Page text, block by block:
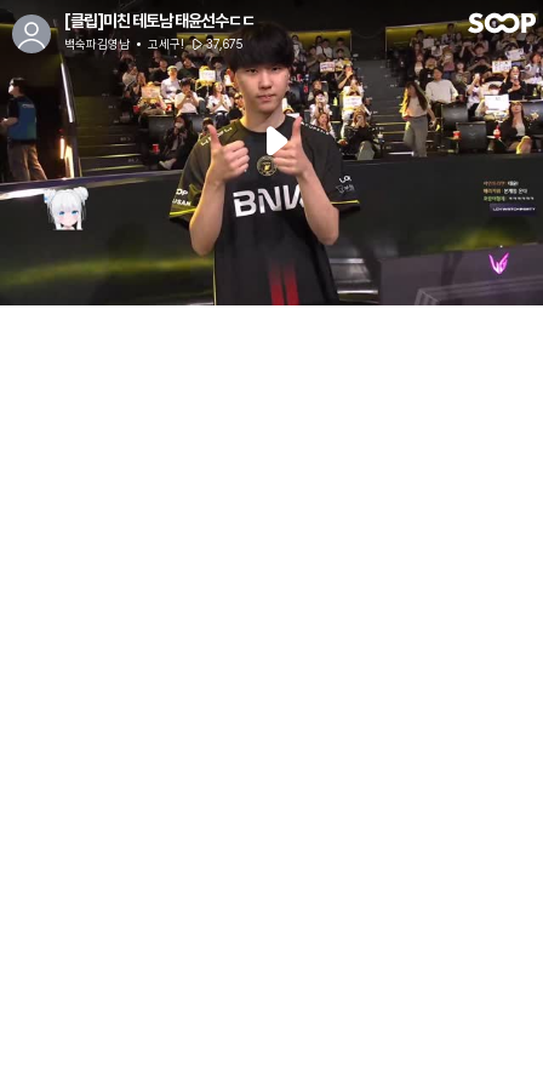
[클립]미친 테토남 태윤선수ㄷㄷ
백숙파김영남 고세구! 37,675